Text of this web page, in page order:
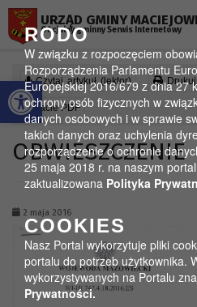
Otwórz pasek narzędzi
RODO
W związku z rozpoczęciem
Rozporządzenia Parlamentu
Europejskiej 2016/679 z dnia 27
ochrony osób fizycznych w
danych osobowych i w sprawie
takich danych oraz uchylenia
rozporządzenie o ochronie
25 maja 2018 r. na naszym
zaktualizowana Polityka
COOKIES
Nasz Portal wykorzytuje pliki
portalu do potrzeb użytkownika.
wykorzystywanych na Portalu
Prywatności.
URZĄD GMINY
Oficjalny gminny Serwis Internetowy
Czytaj artykuł (lektor) Drukuj
formacie PDF
OBWIESZCZENIE
2 maja 2016